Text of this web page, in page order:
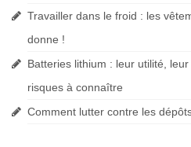
Travailler dans le froid : les
donne !
Batteries lithium : leur utilité,
risques à connaître
Comment lutter contre les